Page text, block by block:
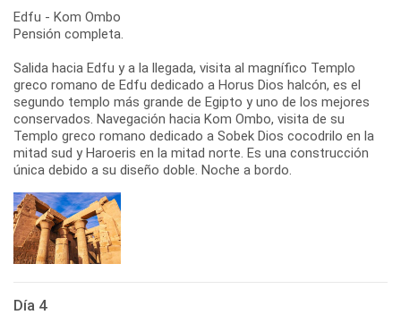
Edfu - Kom Ombo
Pensión completa.
Salida hacia Edfu y a la llegada, visita al magnífico Templo
greco romano de Edfu dedicado a Horus Dios halcón, es el
segundo templo más grande de Egipto y uno de los mejores
conservados. Navegación hacia Kom Ombo, visita de su
Templo greco romano dedicado a Sobek Dios cocodrilo en la
mitad sud y Haroeris en la mitad norte. Es una construcción
única debido a su diseño doble. Noche a bordo.
Día 4